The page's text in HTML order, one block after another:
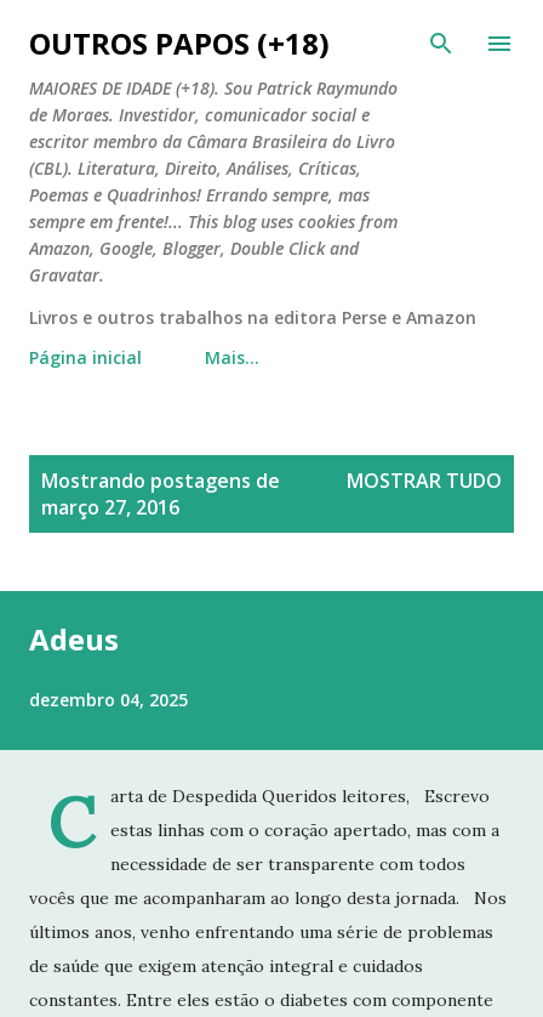
Pular para o conteúdo principal
OUTROS PAPOS (+18)
MAIORES DE IDADE (+18). Sou Patrick Raymundo
de Moraes. Investidor, comunicador social e
escritor membro da Câmara Brasileira do Livro
(CBL). Literatura, Direito, Análises, Críticas,
Poemas e Quadrinhos! Errando sempre, mas
sempre em frente!... This blog uses cookies from
Amazon, Google, Blogger, Double Click and
Gravatar.
Livros e outros trabalhos na editora Perse e Amazon
Página inicial
Mais…
Mostrando postagens de
março 27, 2016
MOSTRAR TUDO
Adeus
dezembro 04, 2025
C
arta de Despedida Queridos leitores, Escrevo
estas linhas com o coração apertado, mas com a
necessidade de ser transparente com todos
vocês que me acompanharam ao longo desta jornada. Nos
últimos anos, venho enfrentando uma série de problemas
de saúde que exigem atenção integral e cuidados
constantes. Entre eles estão o diabetes com componente